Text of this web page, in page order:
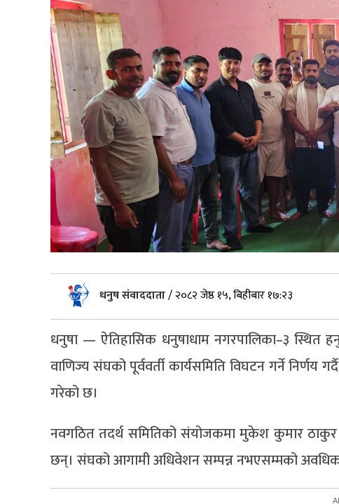
धनुष संवाददाता/२०८२ जेष्ठ १५, बिहीबार १७:२३
धनुषा — ऐतिहासिक धनुषाधाम नगरपालिका–३ स्थित
वाणिज्य संघको पूर्ववर्ती कार्यसमिति विघटन गर्ने निर्णय
गरेको छ।
नवगठित तदर्थ समितिको संयोजकमा मुकेश कुमार
छन्। संघको आगामी अधिवेशन सम्पन्न नभएसम्मको अवधिका